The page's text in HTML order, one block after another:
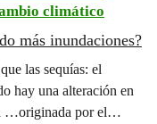
climático
más inundaciones?
las sequías: el
hay una alteración en
…originada por el